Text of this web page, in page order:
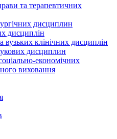
та терапевтичних
дисциплин
дисциплін
вузьких клінічних дисциплін
дисциплин
економічних
виховання